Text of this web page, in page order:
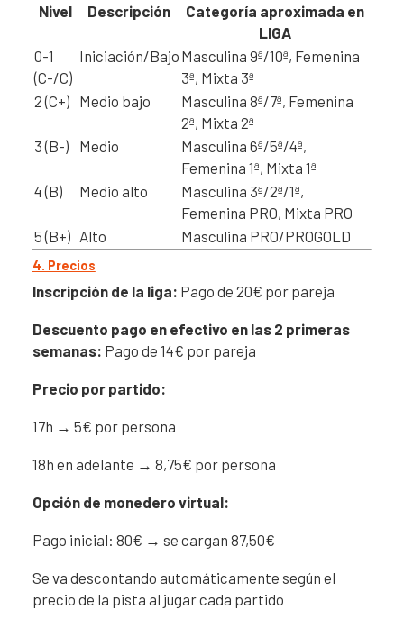
Nivel Descripción
Categoría aproximada en
LIGA
0-1
(C-/C)
Iniciación/Bajo Masculina 9ª/10ª, Femenina
3ª, Mixta 3ª
2 (C+)
Medio bajo
Masculina 8ª/7ª, Femenina
2ª, Mixta 2ª
3 (B-)
Medio
Masculina 6ª/5ª/4ª,
Femenina 1ª, Mixta 1ª
4 (B)
Medio alto
Masculina 3ª/2ª/1ª,
Femenina PRO, Mixta PRO
5 (B+) Alto Masculina PRO/PROGOLD
4. Precios
Inscripción de la liga: Pago de 20€ por pareja
Descuento pago en efectivo en las 2 primeras
semanas: Pago de 14€ por pareja
Precio por partido:
17h → 5€ por persona
18h en adelante → 8,75€ por persona
Opción de monedero virtual:
Pago inicial: 80€ → se cargan 87,50€
Se va descontando automáticamente según el
precio de la pista al jugar cada partido